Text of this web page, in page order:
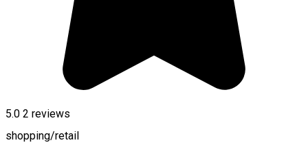
5.0 2 reviews
shopping/retail